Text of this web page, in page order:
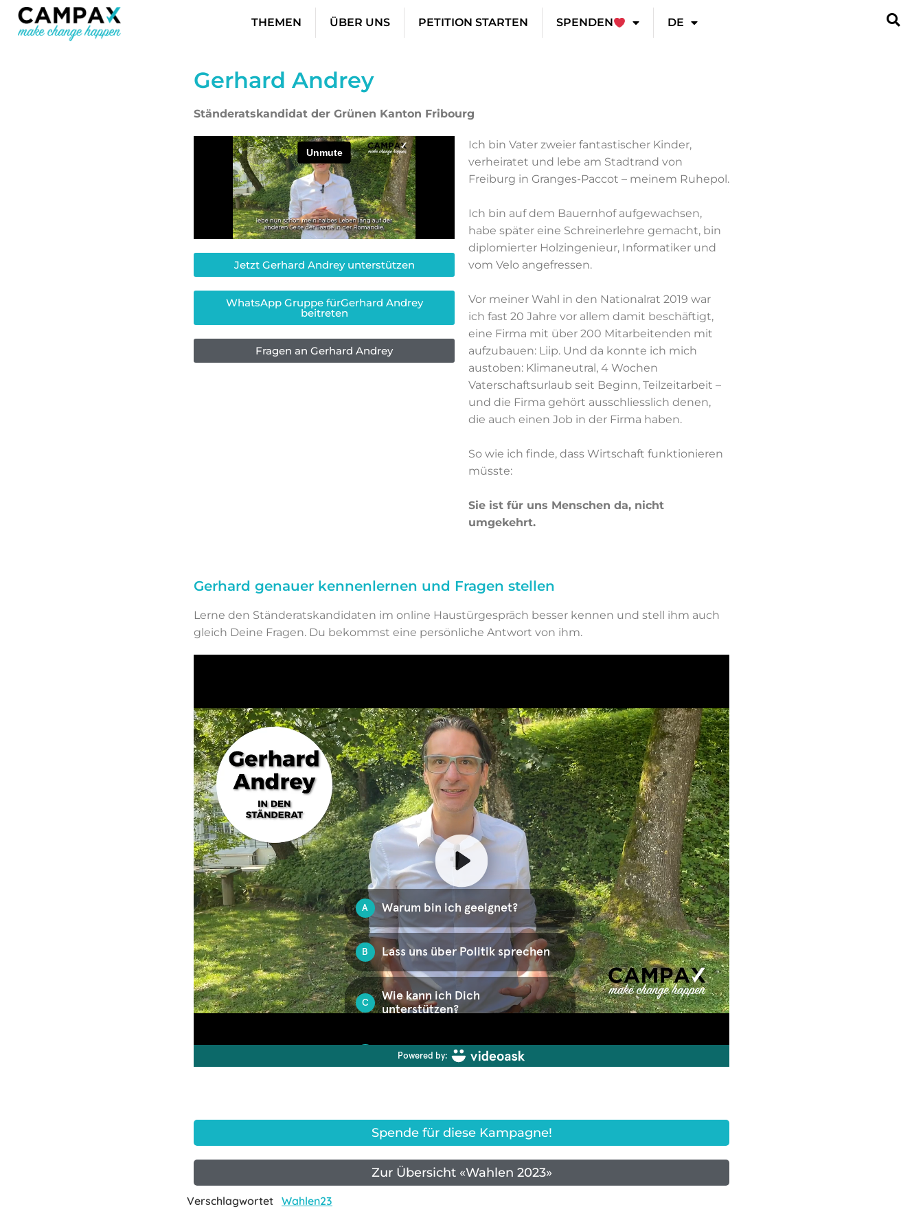
THEMEN ÜBER UNS PETITION STARTEN SPENDEN DE
Gerhard Andrey
Ständeratskandidat der Grünen Kanton Fribourg
Jetzt Gerhard Andrey unterstützen
WhatsApp Gruppe fürGerhard Andrey
beitreten
Fragen an Gerhard Andrey
Ich bin Vater zweier fantastischer Kinder,
verheiratet und lebe am Stadtrand von
Freiburg in Granges-Paccot – meinem Ruhepol.
Ich bin auf dem Bauernhof aufgewachsen,
habe später eine Schreinerlehre gemacht, bin
diplomierter Holzingenieur, Informatiker und
vom Velo angefressen.
Vor meiner Wahl in den Nationalrat 2019 war
ich fast 20 Jahre vor allem damit beschäftigt,
eine Firma mit über 200 Mitarbeitenden mit
aufzubauen: Liip. Und da konnte ich mich
austoben: Klimaneutral, 4 Wochen
Vaterschaftsurlaub seit Beginn, Teilzeitarbeit –
und die Firma gehört ausschliesslich denen,
die auch einen Job in der Firma haben.
So wie ich finde, dass Wirtschaft funktionieren
müsste:
Sie ist für uns Menschen da, nicht
umgekehrt.
Gerhard genauer kennenlernen und Fragen stellen
Lerne den Ständeratskandidaten im online Haustürgespräch besser kennen und stell ihm auch
gleich Deine Fragen. Du bekommst eine persönliche Antwort von ihm.
Spende für diese Kampagne!
Zur Übersicht «Wahlen 2023»
Verschlagwortet Wahlen23